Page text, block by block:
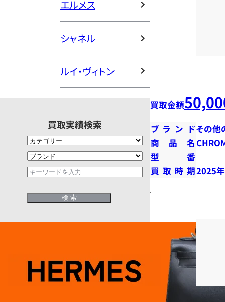
エルメス
シャネル
ルイ・ヴィトン
買取実績検索
買取金額
ブランドその他
商品名
型番
買取時期2025